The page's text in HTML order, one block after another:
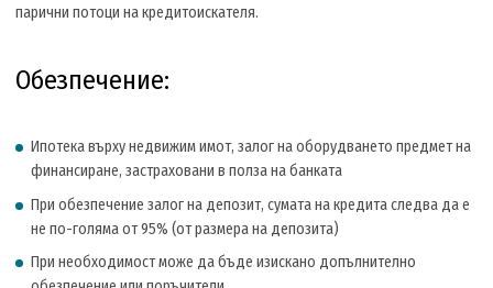
парични потоци на кредитоискателя.
Обезпечение:
Ипотека върху недвижим имот, залог на оборудването предмет на
финансиране, застраховани в полза на банкатa
При обезпечение залог на депозит, сумата на кредита следва да е
не по-голяма от 95% (от размера на депозита)
При необходимост може да бъде изискано допълнително